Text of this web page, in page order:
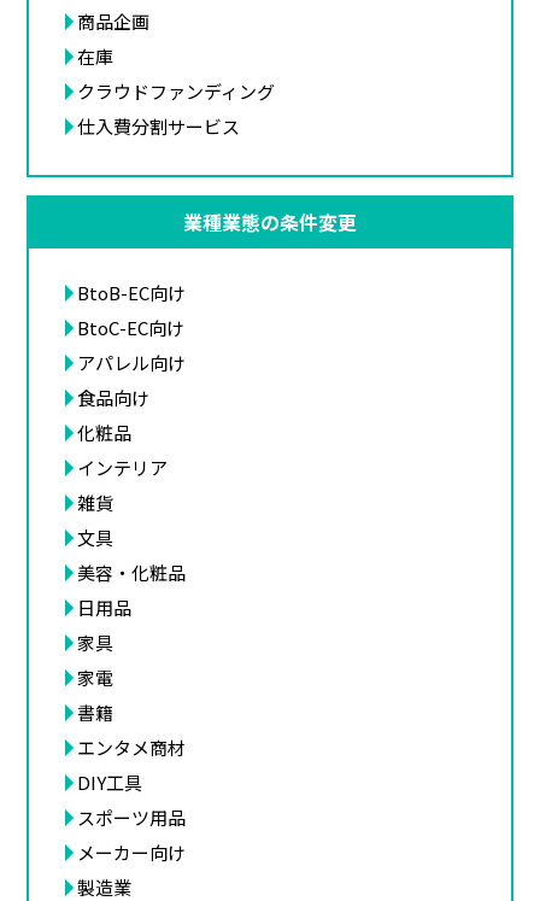
商品企画
在庫
クラウドファンディング
仕入費分割サービス
業種業態の条件変更
BtoB-EC向け
BtoC-EC向け
アパレル向け
食品向け
化粧品
インテリア
雑貨
文具
美容・化粧品
日用品
家具
家電
書籍
エンタメ商材
DIY工具
スポーツ用品
メーカー向け
製造業